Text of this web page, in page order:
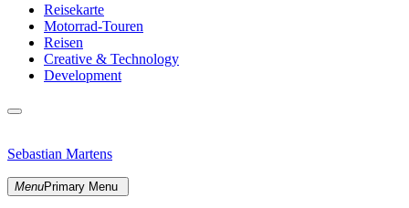
Reisekarte
Motorrad-Touren
Reisen
Creative & Technology
Development
close
content
Sebastian Martens
MenuPrimary Menu